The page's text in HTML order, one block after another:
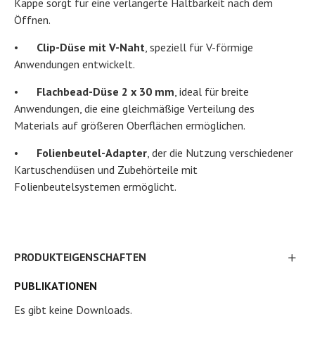
Kappe sorgt für eine verlängerte Haltbarkeit nach dem
Öffnen.
•
Clip-Düse mit V-Naht, speziell für V-förmige
Anwendungen entwickelt.
•
Flachbead-Düse 2 x 30 mm, ideal für breite
Anwendungen, die eine gleichmäßige Verteilung des
Materials auf größeren Oberflächen ermöglichen.
•
Folienbeutel-Adapter, der die Nutzung verschiedener
Kartuschendüsen und Zubehörteile mit
Folienbeutelsystemen ermöglicht.
PRODUKTEIGENSCHAFTEN
PUBLIKATIONEN
Es gibt keine Downloads.